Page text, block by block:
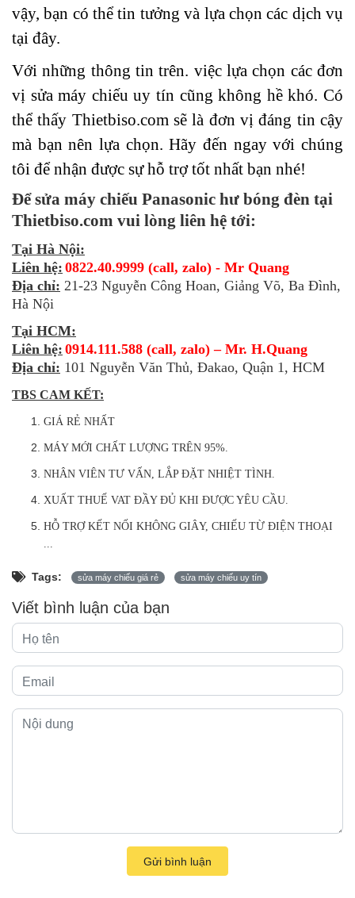
vậy, bạn có thể tin tưởng và lựa chọn các dịch vụ
tại đây.
Với những thông tin trên. việc lựa chọn các đơn
vị sửa máy chiếu uy tín cũng không hề khó. Có
thể thấy Thietbiso.com sẽ là đơn vị đáng tin cậy
mà bạn nên lựa chọn. Hãy đến ngay với chúng
tôi để nhận được sự hỗ trợ tốt nhất bạn nhé!
Để sửa máy chiếu Panasonic hư bóng đèn tại
Thietbiso.com vui lòng liên hệ tới:
Tại Hà Nội:
Liên hệ: 0822.40.9999 (call, zalo) - Mr Quang
Địa chỉ: 21-23 Nguyễn Công Hoan, Giảng Võ, Ba Đình,
Hà Nội
Tại HCM:
Liên hệ: 0914.111.588 (call, zalo) – Mr. H.Quang
Địa chỉ: 101 Nguyễn Văn Thủ, Đakao, Quận 1, HCM
TBS CAM KẾT:
GIÁ RẺ NHẤT
MÁY MỚI CHẤT LƯỢNG TRÊN 95%.
NHÂN VIÊN TƯ VẤN, LẮP ĐẶT NHIỆT TÌNH.
XUẤT THUẾ VAT ĐẦY ĐỦ KHI ĐƯỢC YÊU CẦU.
HỖ TRỢ KẾT NỐI KHÔNG GIÂY, CHIẾU TỪ ĐIỆN THOẠI
...
Tags: sửa máy chiếu giá rẻ sửa máy chiếu uy tín
Viết bình luận của bạn
Gửi bình luận